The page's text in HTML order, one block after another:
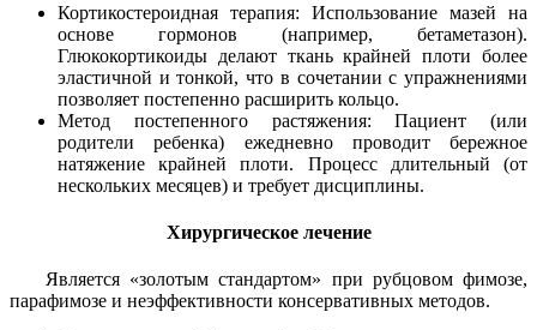
Кортикостероидная терапия: Использование мазей на
основе гормонов (например, бетаметазон).
Глюкокортикоиды делают ткань крайней плоти более
эластичной и тонкой, что в сочетании с упражнениями
позволяет постепенно расширить кольцо.
Метод постепенного растяжения: Пациент (или
родители ребенка) ежедневно проводит бережное
натяжение крайней плоти. Процесс длительный (от
нескольких месяцев) и требует дисциплины.
Хирургическое лечение
Является «золотым стандартом» при рубцовом фимозе,
парафимозе и неэффективности консервативных методов.